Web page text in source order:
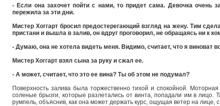
- Если она захочет пойти с нами, то придет сама. Девочка очень
пережила за эти дни.
Мистер Хоггарт бросил предостерегающий взгляд на жену. Тим
пристани и вышла в залив, он вдруг проговорил, не обращаясь ни к
- Думаю, она не хотела видеть меня. Видимо, считает, что я виноват
Мистер Хоггарт взял сына за руку и сжал ее.
- А может, считает, что это ее вина? Ты об этом не подумал?
Поверхность залива была торжественно тихой и спокойной.
соленые брызги, которые разлетались от винта, попадали им в лицо.
румпель, объяснив, как она может держать курс, ощущая ветер на лице,